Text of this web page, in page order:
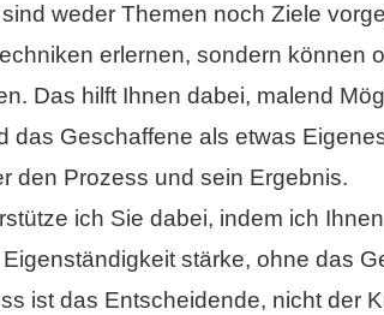
weder Themen noch Ziele
erlernen, sondern können
Das hilft Ihnen dabei, malend
das Geschaffene als etwas
den Prozess und sein Ergebnis.
ich Sie dabei, indem ich
stärke, ohne das
ist das Entscheidende, nicht der